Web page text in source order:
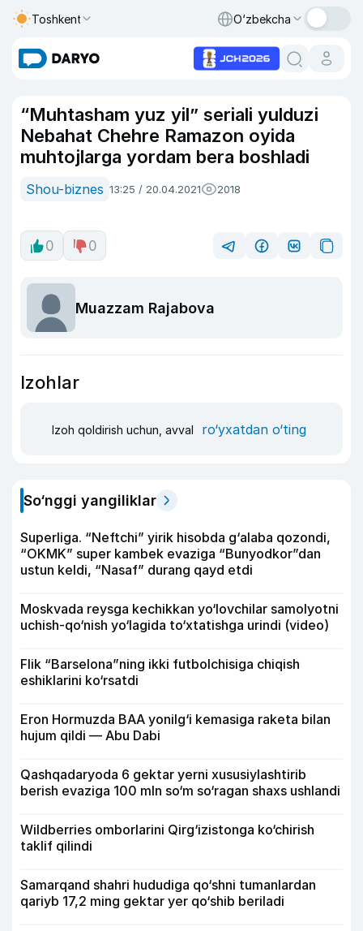
Toshkent O‘zbekcha
“Muhtasham yuz yil” seriali yulduzi
Nebahat Chehre Ramazon oyida
muhtojlarga yordam bera boshladi
Shou-biznes 13:25 / 20.04.2021 2018
0 0
Muazzam Rajabova
Izohlar
Izoh qoldirish uchun, avval ro‘yxatdan o‘ting
So‘nggi yangiliklar
Superliga. “Neftchi” yirik hisobda g‘alaba qozondi,
“OKMK” super kambek evaziga “Bunyodkor”dan
ustun keldi, “Nasaf” durang qayd etdi
Moskvada reysga kechikkan yo‘lovchilar samolyotni
uchish-qo‘nish yo‘lagida to‘xtatishga urindi (video)
Flik “Barselona”ning ikki futbolchisiga chiqish
eshiklarini ko‘rsatdi
Eron Hormuzda BAA yonilg‘i kemasiga raketa bilan
hujum qildi — Abu Dabi
Qashqadaryoda 6 gektar yerni xususiylashtirib
berish evaziga 100 mln so‘m so‘ragan shaxs ushlandi
Wildberries omborlarini Qirg‘izistonga ko‘chirish
taklif qilindi
Samarqand shahri hududiga qo‘shni tumanlardan
qariyb 17,2 ming gektar yer qo‘shib beriladi